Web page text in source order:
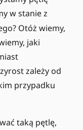
w stanie z
Otóż wiemy,
jaki
zależy od
przypadku
taką pętlę,